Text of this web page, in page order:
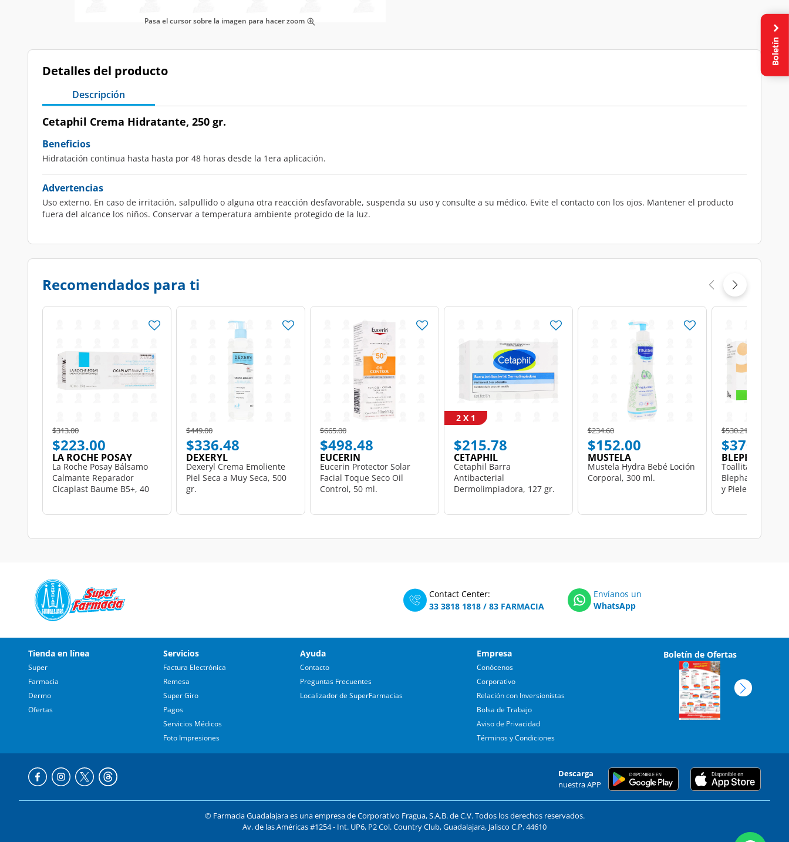
Pasa el cursor sobre la imagen para hacer zoom
Detalles del producto
Descripción
Cetaphil Crema Hidratante, 250 gr.
Beneficios
Hidratación continua hasta hasta por 48 horas desde la 1era aplicación.
Advertencias
Uso externo. En caso de irritación, salpullido o alguna otra reacción desfavorable, suspenda su uso y consulte a su médico. Evite el contacto con los ojos. Mantener el producto
fuera del alcance los niños. Conservar a temperatura ambiente protegido de la luz.
Recomendados para ti
Price reduced from
$313.00to
$223.00
LA ROCHE POSAY
La Roche Posay Bálsamo
Calmante Reparador
Cicaplast Baume B5+, 40
Price reduced from
$449.00to
$336.48
DEXERYL
Dexeryl Crema Emoliente
Piel Seca a Muy Seca, 500
gr.
Price reduced from
$665.00to
$498.48
EUCERIN
Eucerin Protector Solar
Facial Toque Seco Oil
Control, 50 ml.
$215.78
CETAPHIL
Cetaphil Barra
Antibacterial
Dermolimpiadora, 127 gr.
2 X 1
Price reduced from
$234.60to
$152.00
MUSTELA
Mustela Hydra Bebé Loción
Corporal, 300 ml.
Price reduced from
$530.21
$370.99
BLEPHACLEAN
Toallitas
Blephaclean
y Pieles
Contact Center:
33 3818 1818 / 83 FARMACIA
Envíanos un
WhatsApp
Tienda en línea
Super
Farmacia
Dermo
Ofertas
Servicios
Factura Electrónica
Remesa
Super Giro
Pagos
Servicios Médicos
Foto Impresiones
Ayuda
Contacto
Preguntas Frecuentes
Localizador de SuperFarmacias
Empresa
Conócenos
Corporativo
Relación con Inversionistas
Bolsa de Trabajo
Aviso de Privacidad
Términos y Condiciones
Boletín de Ofertas
Descarga
nuestra APP
© Farmacia Guadalajara es una empresa de Corporativo Fragua, S.A.B. de C.V. Todos los derechos reservados.
Av. de las Américas #1254 - Int. UP6, P2 Col. Country Club, Guadalajara, Jalisco C.P. 44610
Boletín